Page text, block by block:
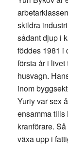
skildra
sådant djup i
föddes 1981 i
första år i
husvagn.
inom
Yuriy var sex
ensamma tills
kranförare.
växa upp i